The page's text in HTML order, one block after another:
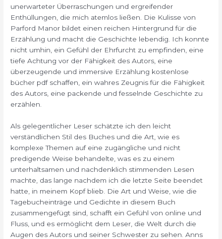
unerwarteter Überraschungen und ergreifender
Enthüllungen, die mich atemlos ließen. Die Kulisse von
Parford Manor bildet einen reichen Hintergrund für die
Erzählung und macht die Geschichte lebendig. Ich konnte
nicht umhin, ein Gefühl der Ehrfurcht zu empfinden, eine
tiefe Achtung vor der Fähigkeit des Autors, eine
überzeugende und immersive Erzählung kostenlose
bücher pdf schaffen, ein wahres Zeugnis für die Fähigkeit
des Autors, eine packende und fesselnde Geschichte zu
erzählen.
Als gelegentlicher Leser schätzte ich den leicht
verständlichen Stil des Buches und die Art, wie es
komplexe Themen auf eine zugängliche und nicht
predigende Weise behandelte, was es zu einem
unterhaltsamen und nachdenklich stimmenden Lesen
machte, das lange nachdem ich die letzte Seite beendet
hatte, in meinem Kopf blieb. Die Art und Weise, wie die
Tagebucheinträge und Gedichte in diesem Buch
zusammengefügt sind, schafft ein Gefühl von online und
Fluss, und es ermöglicht dem Leser, die Welt durch die
Augen des Autors und seiner Schwester zu sehen. Anns